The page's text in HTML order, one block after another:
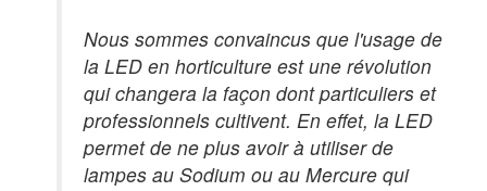
Nous sommes convaincus que l'usage de
la LED en horticulture est une révolution
qui changera la façon dont particuliers et
professionnels cultivent. En effet, la LED
permet de ne plus avoir à utiliser de
lampes au Sodium ou au Mercure qui